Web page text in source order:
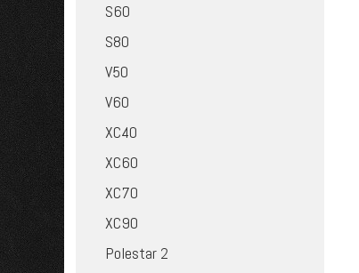
S60
S80
V50
V60
XC40
XC60
XC70
XC90
Polestar 2